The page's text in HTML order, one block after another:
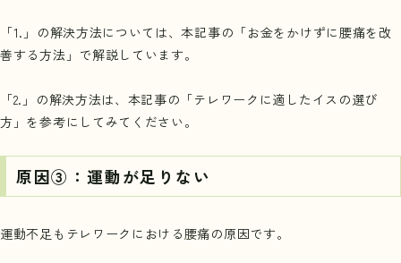
「1.」の解決方法については、本記事の「お金をかけずに腰痛を改
善する方法 」で解説しています。
「2.」の解決方法は、本記事の「テレワークに適したイスの選び
方 」を参考にしてみてください。
原因③：運動が足りない
運動不足もテレワークにおける腰痛の原因です。